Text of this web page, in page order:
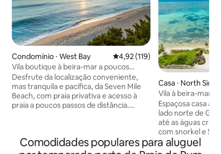
Condomínio ⋅ West Bay 4,92 de uma avaliação média de
4,92 (119)
Vila boutique à beira-mar a poucos
passos de Seven Mile Beach
Desfrute da localização conveniente,
mas tranquila e pacífica, da Seven Mile
Beach, com praia privativa e acesso à
praia a poucos passos de distância.
mergulhos e restaurantes das ilhas ou
caminhe por toda a praia de sete milhas
Casa ⋅ North Side
Vila à beira-mar
Cayman
Espaçosa casa à
lado norte de
até as águas
com snorkel e
caiaques,
equipamento de
Comodidades populares para aluguel